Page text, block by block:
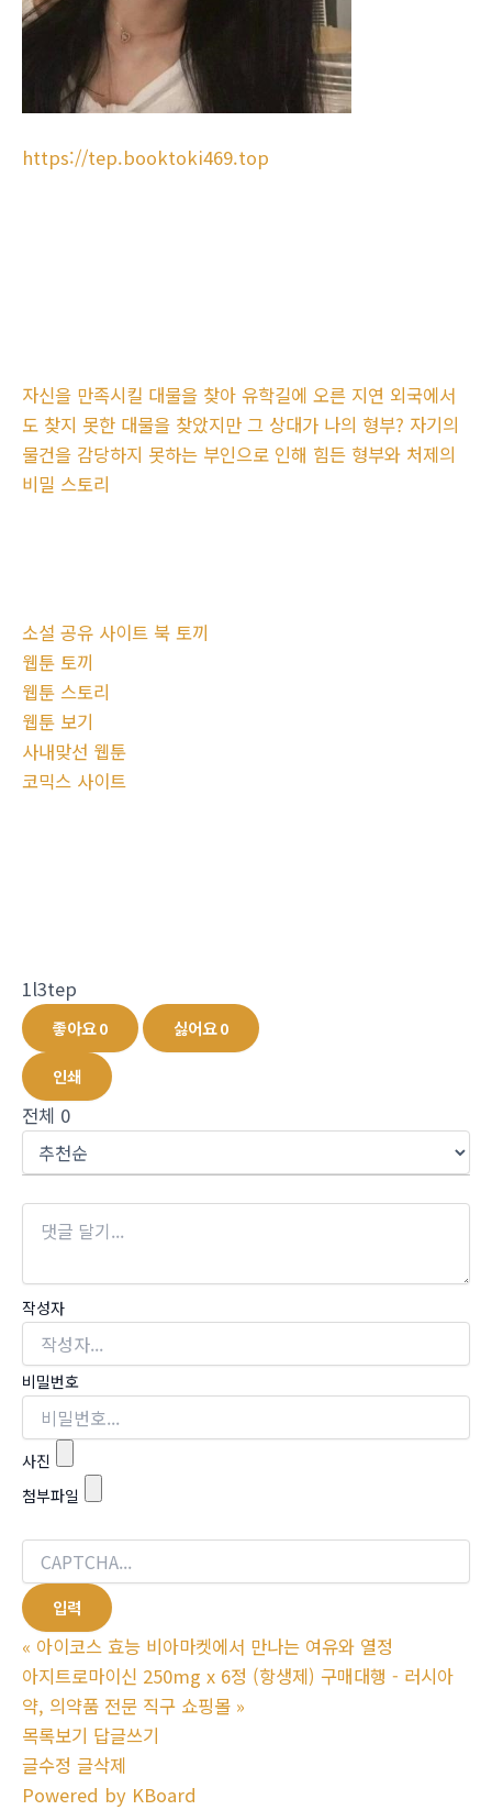
https://tep.booktoki469.top
자신을 만족시킬 대물을 찾아 유학길에 오른 지연 외국에서
도 찾지 못한 대물을 찾았지만 그 상대가 나의 형부? 자기의
물건을 감당하지 못하는 부인으로 인해 힘든 형부와 처제의
비밀 스토리
소설 공유 사이트 북 토끼
웹툰 토끼
웹툰 스토리
웹툰 보기
사내맞선 웹툰
코믹스 사이트
1l3tep
좋아요0 싫어요0
인쇄
전체 0
작성자
비밀번호
사진
첨부파일
« 아이코스 효능 비아마켓에서 만나는 여유와 열정
아지트로마이신 250mg x 6정 (항생제) 구매대행 - 러시아
약, 의약품 전문 직구 쇼핑몰 »
목록보기 답글쓰기
글수정 글삭제
Powered by KBoard